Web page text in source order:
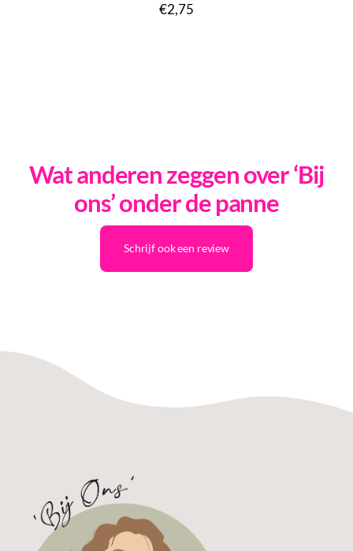
€2,75
Wat anderen zeggen over ‘Bij
ons’ onder de panne
Schrijf ook een review